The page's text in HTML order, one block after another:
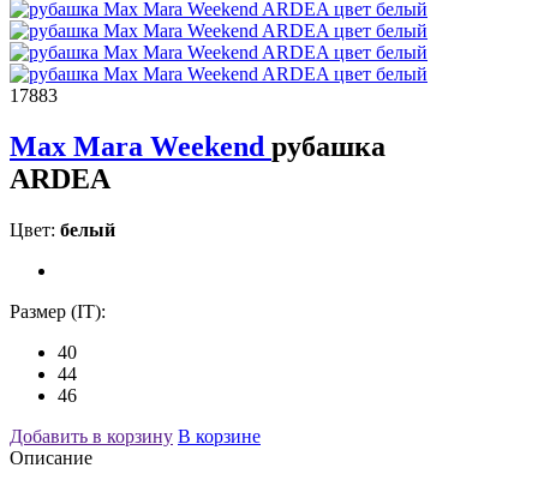
17883
Max Mara Weekend рубашка
ARDEA
Цвет: белый
Размер (IT):
40
44
46
Добавить в корзину В корзине
Описание